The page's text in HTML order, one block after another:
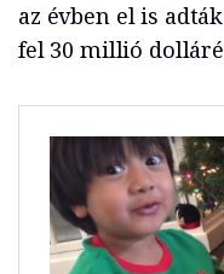
az évben el is
fel 30 millió